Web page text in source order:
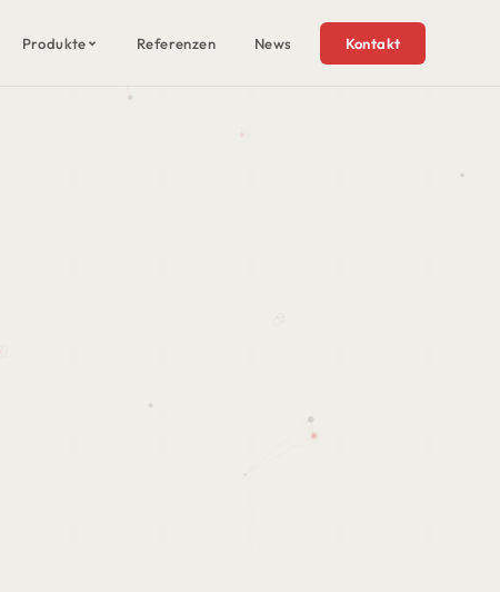
Produkte Referenzen News Kontakt